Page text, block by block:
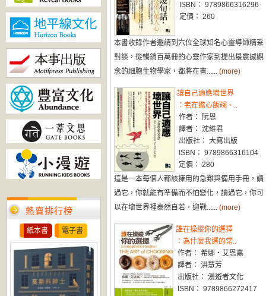
熱賣排行榜
紙本書 電子書
ISBN： 9789866316296
定價： 260
本書收錄作者邀請到六位全球知名心靈導師精采
對談，從暢銷百萬冊的心靈作家到提出最震撼觀
念的細胞生物學家，都將在書...... (more)
讓自己適應壞世界
：老在擔心飯碗、..
作者： 阮恩
譯者： 沈維君
出版社： 大寫出版
ISBN： 9789866316104
定價： 280
這是一本每個人都該擁用的急難與備用手冊，讀
過它，你就能有準備而不怕變化，讀過它，你可
以在壞世界裡泰然自若，迎戰...... (more)
誰在操縱你的選擇
：為什麼我選的常..
作者： 希娜‧艾恩嘉
譯者： 洪慧芳
出版社： 漫遊者文化
ISBN： 9789866272417